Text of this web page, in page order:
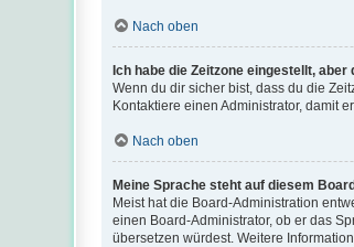
Nach oben
Ich habe die Zeitzone eingestellt,
Wenn du dir sicher bist, dass du die
Kontaktiere einen Administrator, damit
Nach oben
Meine Sprache steht auf diesem
Meist hat die Board-Administration
einen Board-Administrator, ob er das
übersetzen würdest. Weitere